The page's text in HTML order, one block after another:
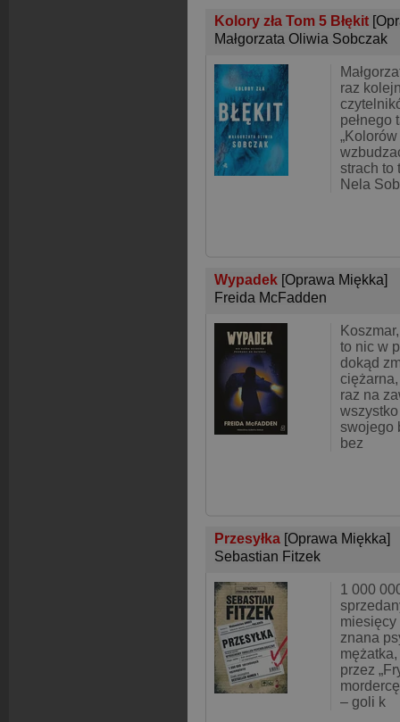
Kolory zła Tom 5 Błękit
Małgorzata Oliwia Sobczak
raz
pełnego
„Kolorów
strach to
Nela
Wypadek [Oprawa Miękka]
Freida McFadden
to nic w
dokąd
raz na
swojego
bez
Przesyłka [Oprawa Miękka]
Sebastian Fitzek
1 000
miesięcy
znana
mężatka,
przez
– goli k